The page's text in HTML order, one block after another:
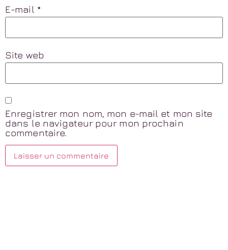
E-mail *
Site web
Enregistrer mon nom, mon e-mail et mon site
dans le navigateur pour mon prochain
commentaire.